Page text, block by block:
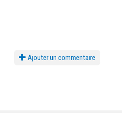
Ajouter un commentaire